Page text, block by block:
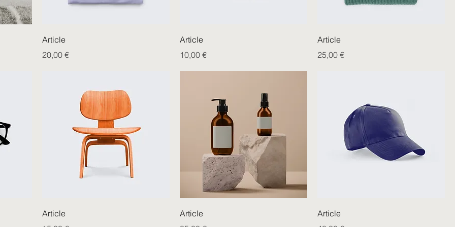
Article
Prix
20,00 €
Article
Prix
10,00 €
Article
Prix
25,00 €
Article
Article
Article